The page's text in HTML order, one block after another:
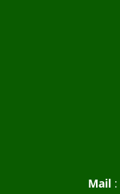
Mail :